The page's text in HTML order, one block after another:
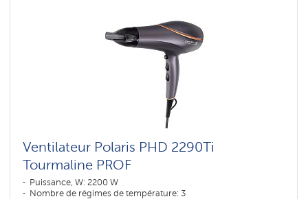
Ventilateur Polaris PHD 2290Ti
Tourmaline PROF
Puissance, W: 2200 W
Nombre de régimes de température: 3